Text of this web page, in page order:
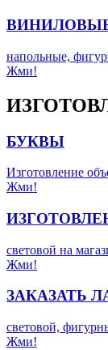
напольные,
Жми!
БУКВЫ
Изготовление
Жми!
световой на
Жми!
ЗАКАЗАТЬ
световой,
Жми!